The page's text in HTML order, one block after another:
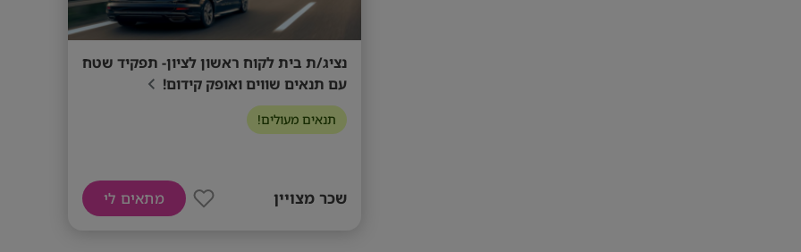
💰 מה מחכה לך?
✔ עובד/ת חברה מהיום הראשון
✔ תנאים מעולים + תמריצים שווים 💸
✔ סביבת עבודה מקצועית ודינמית
נציג/ת בית לקוח ראשון לציון- תפקיד שטח
עם תנאים שווים ואופק קידום!
תנאים מעולים!
שכר מצויין מתאים לי